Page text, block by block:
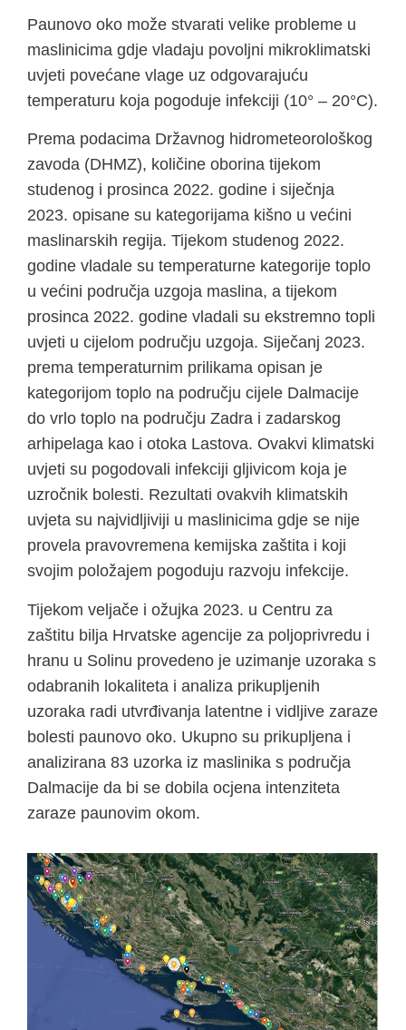
Paunovo oko može stvarati velike probleme u
maslinicima gdje vladaju povoljni mikroklimatski
uvjeti povećane vlage uz odgovarajuću
temperaturu koja pogoduje infekciji (10° – 20°C).
Prema podacima Državnog hidrometeorološkog
zavoda (DHMZ), količine oborina tijekom
studenog i prosinca 2022. godine i siječnja
2023. opisane su kategorijama kišno u većini
maslinarskih regija. Tijekom studenog 2022.
godine vladale su temperaturne kategorije toplo
u većini područja uzgoja maslina, a tijekom
prosinca 2022. godine vladali su ekstremno topli
uvjeti u cijelom području uzgoja. Siječanj 2023.
prema temperaturnim prilikama opisan je
kategorijom toplo na području cijele Dalmacije
do vrlo toplo na području Zadra i zadarskog
arhipelaga kao i otoka Lastova. Ovakvi klimatski
uvjeti su pogodovali infekciji gljivicom koja je
uzročnik bolesti. Rezultati ovakvih klimatskih
uvjeta su najvidljiviji u maslinicima gdje se nije
provela pravovremena kemijska zaštita i koji
svojim položajem pogoduju razvoju infekcije.
Tijekom veljače i ožujka 2023. u Centru za
zaštitu bilja Hrvatske agencije za poljoprivredu i
hranu u Solinu provedeno je uzimanje uzoraka s
odabranih lokaliteta i analiza prikupljenih
uzoraka radi utvrđivanja latentne i vidljive zaraze
bolesti paunovo oko. Ukupno su prikupljena i
analizirana 83 uzorka iz maslinika s područja
Dalmacije da bi se dobila ocjena intenziteta
zaraze paunovim okom.